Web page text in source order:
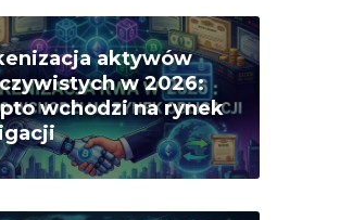
aktywów
w 2026:
wchodzi na rynek